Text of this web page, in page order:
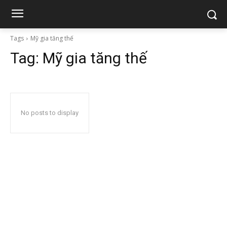
Tags Mỹ gia tăng thế
Tag: Mỹ gia tăng thế
No posts to display